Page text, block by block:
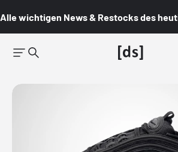
Alle wichtigen News & Restocks des